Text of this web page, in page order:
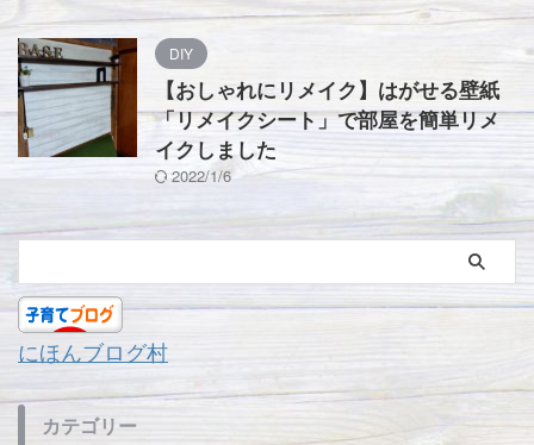
DIY
【おしゃれにリメイク】はがせる壁紙
「リメイクシート」で部屋を簡単リメ
イクしました
2022/1/6
にほんブログ村
カテゴリー